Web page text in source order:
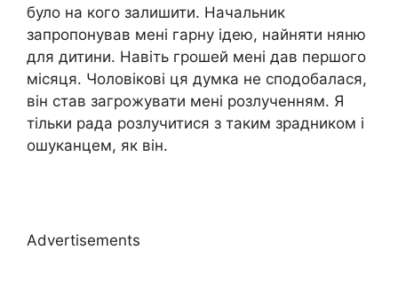
було на кого залишити. Начальник
запропонував мені гарну ідею, найняти няню
для дитини. Навіть грошей мені дав першого
місяця. Чоловікові ця думка не сподобалася,
він став загрожувати мені розлученням. Я
тільки рада розлучитися з таким зрадником і
ошуканцем, як він.
Advertisements